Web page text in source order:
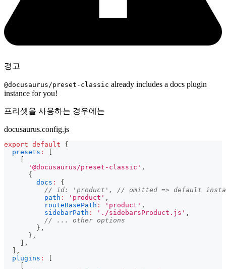
경고
@docusaurus/preset-classic already includes a docs plugin
instance for you!
프리셋을 사용하는 경우에는
docusaurus.config.js
export default
{
presets :
'@docusaurus/preset-classic' ,
{
docs :
{
// id: 'product', // omitted => default
path : 'product' ,
routeBasePath : 'product' ,
sidebarPath : './sidebarsProduct.js' ,
// ... other options
} ,
} ,
,
,
plugins :